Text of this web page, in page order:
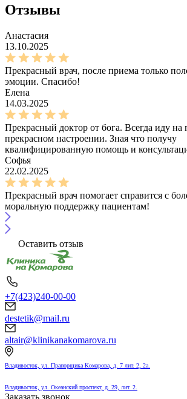
Отзывы
Анастасия
13.10.2025
Прекрасный врач, после приема только
эмоции. Спасибо!
Елена
14.03.2025
Прекрасный доктор от бога. Всегда иду на
прекрасном настроении. Зная что получу
квалифицированную помощь и
Софья
22.02.2025
Прекрасный врач помогает справится с
моральную поддержку пациентам!
Оставить отзыв
+7(423)240-00-00
destetik@mail.ru
altair@klinikanakomarova.ru
Владивосток, ул. Прапорщика Комарова, д. 7 лит. 2, 2а.
Владивосток, ул. Океанский проспект, д. 29, лит. 2.
Заказать звонок